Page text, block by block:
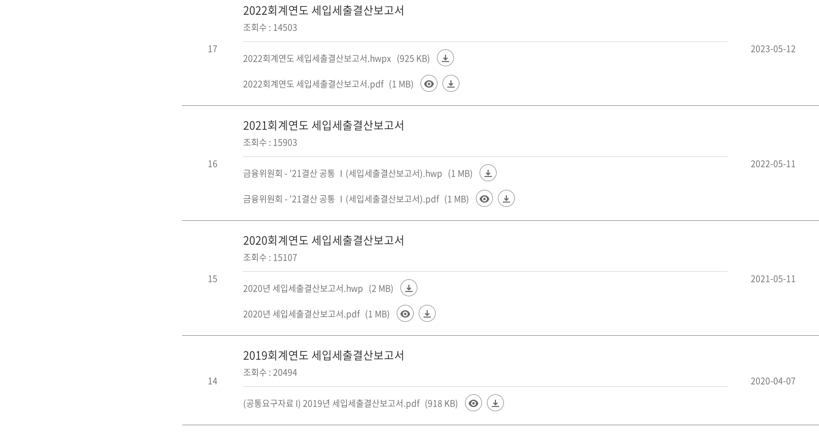
17
2022회계연도 세입세출결산보고서
조회수 : 14503
2022회계연도 세입세출결산보고서.hwpx (925 KB)
2022회계연도 세입세출결산보고서.pdf (1 MB)
2023-05-12
16
2021회계연도 세입세출결산보고서
조회수 : 15903
금융위원회 - '21결산 공통 Ⅰ(세입세출결산보고서).hwp (1 MB)
금융위원회 - '21결산 공통 Ⅰ(세입세출결산보고서).pdf (1 MB)
2022-05-11
15
2020회계연도 세입세출결산보고서
조회수 : 15107
2020년 세입세출결산보고서.hwp (2 MB)
2020년 세입세출결산보고서.pdf (1 MB)
2021-05-11
14
2019회계연도 세입세출결산보고서
조회수 : 20494
(공통요구자료 I) 2019년 세입세출결산보고서.pdf (918 KB)
2020-04-07